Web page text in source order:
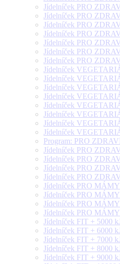
Jídelníček PRO
Jídelníček PRO
Jídelníček PRO
Jídelníček PRO
Jídelníček PRO
Jídelníček PRO
Jídelníček PRO
Jídelníček
Jídelníček
Jídelníček
Jídelníček
Jídelníček
Jídelníček
Jídelníček
Jídelníček
Program: PRO
Jídelníček PRO
Jídelníček PRO
Jídelníček PRO
Jídelníček PRO
Jídelníček PRO MÁMY
Jídelníček PRO MÁMY
Jídelníček PRO MÁMY
Jídelníček PRO MÁMY
Jídelníček FIT + 5000
Jídelníček FIT + 6000
Jídelníček FIT + 7000
Jídelníček FIT + 8000
Jídelníček FIT + 9000